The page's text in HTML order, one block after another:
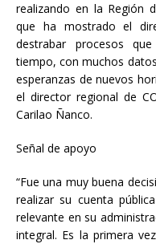
realizando en la Región
que ha mostrado el
destrabar procesos
tiempo, con muchos
esperanzas de nuevos
el director regional de
Carilao Ñanco.
Señal de apoyo
“Fue una muy buena
realizar su cuenta
relevante en su
integral. Es la primera